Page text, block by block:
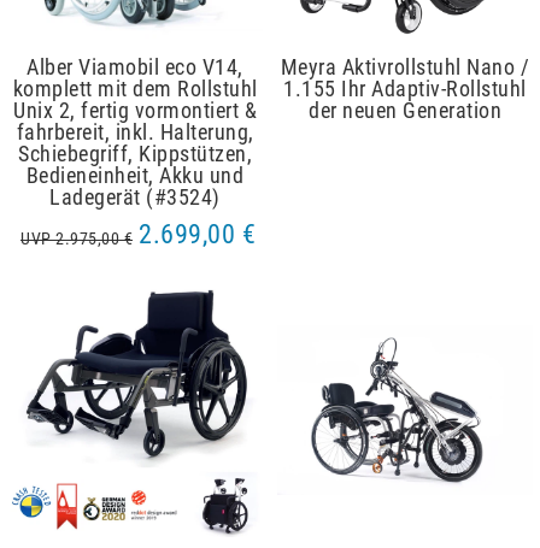
Alber Viamobil eco V14,
komplett mit dem Rollstuhl
Unix 2, fertig vormontiert &
fahrbereit, inkl. Halterung,
Schiebegriff, Kippstützen,
Bedieneinheit, Akku und
Ladegerät (#3524)
UVP 2.975,00 € 2.699,00 €
Meyra Aktivrollstuhl Nano /
1.155 Ihr Adaptiv-Rollstuhl
der neuen Generation